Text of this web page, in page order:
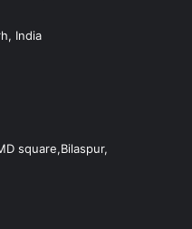
India
square,Bilaspur,